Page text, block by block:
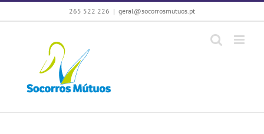
Skip
265 522 226 | geral@socorrosmutuos.pt